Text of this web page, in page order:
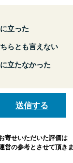
立った
らとも言えない
立たなかった
寄せいただいた評価は
営の参考とさせて頂きま